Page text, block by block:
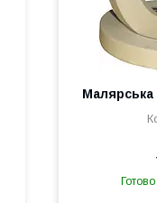
Малярська